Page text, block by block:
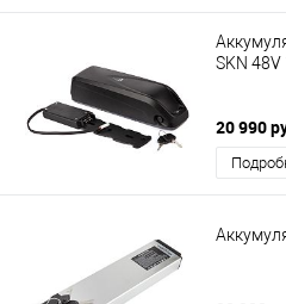
SKN 48V
20 990